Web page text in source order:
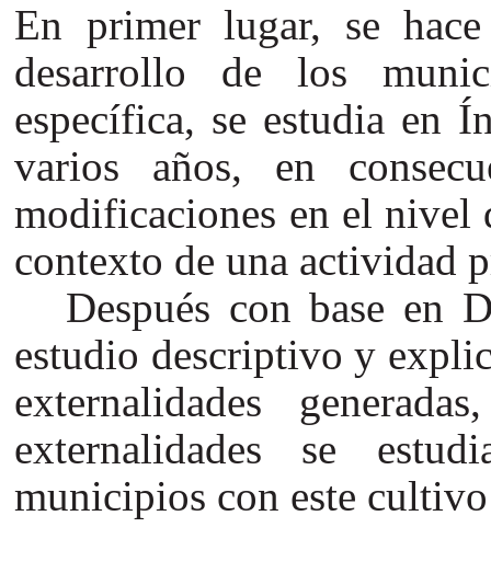
En primer lugar, se
desarrollo de los
específica, se estudia en
varios años, en
modificaciones en el nivel
contexto de una actividad
Después con base en
estudio descriptivo y
externalidades
externalidades se
municipios con este